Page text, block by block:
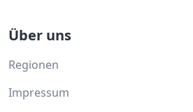
Über uns
Regionen
Impressum